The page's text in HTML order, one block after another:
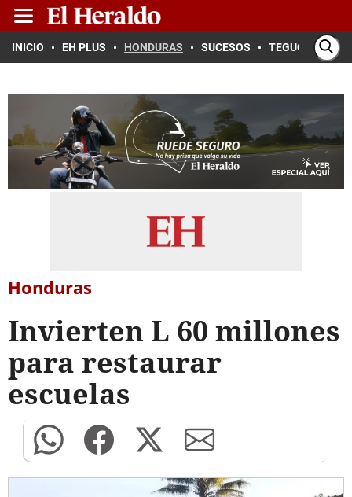
INICIO EH PLUS HONDURAS SUCESOS TEGUCIGALPA
Honduras
Invierten L 60 millones
para restaurar
escuelas